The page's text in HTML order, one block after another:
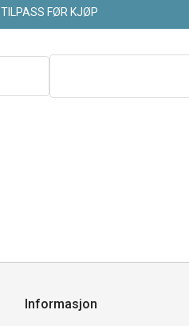
TILPASS FØR KJØP
Informasjon